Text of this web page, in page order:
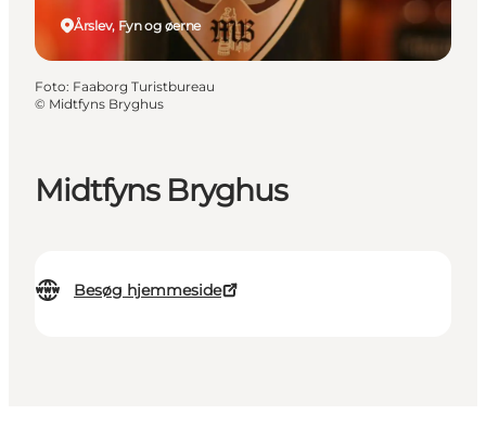
Midtfyns Bryghus
Besøg hjemmeside
Årslev, Fyn og øerne
Foto: Faaborg Turistbureau
© Midtfyns Bryghus